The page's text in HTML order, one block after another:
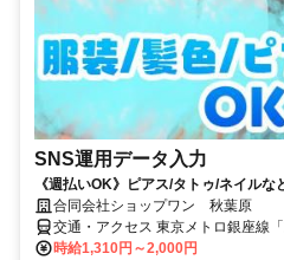
SNS運用データ入力
《週払いOK》ピアス/タトゥ/ネイルな
合同会社ショップワン 秋葉原
交通・アクセス 東京メトロ銀座線
「秋葉原駅」から徒歩5分
時給1,310円～2,000円